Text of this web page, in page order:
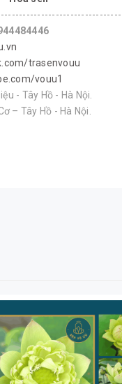
trasenvouu
vouu1
- Tây Hồ - Hà Nội.
– Tây Hồ - Hà Nội.